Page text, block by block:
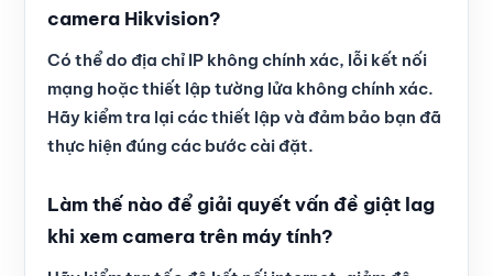
camera Hikvision?
Có thể do địa chỉ IP không chính xác, lỗi kết nối
mạng hoặc thiết lập tường lửa không chính xác.
Hãy kiểm tra lại các thiết lập và đảm bảo bạn đã
thực hiện đúng các bước cài đặt.
Làm thế nào để giải quyết vấn đề giật lag
khi xem camera trên máy tính?